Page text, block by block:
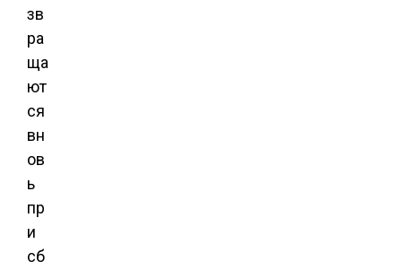
зв
ра
ща
ют
ся
вн
ов
ь
пр
и
сб